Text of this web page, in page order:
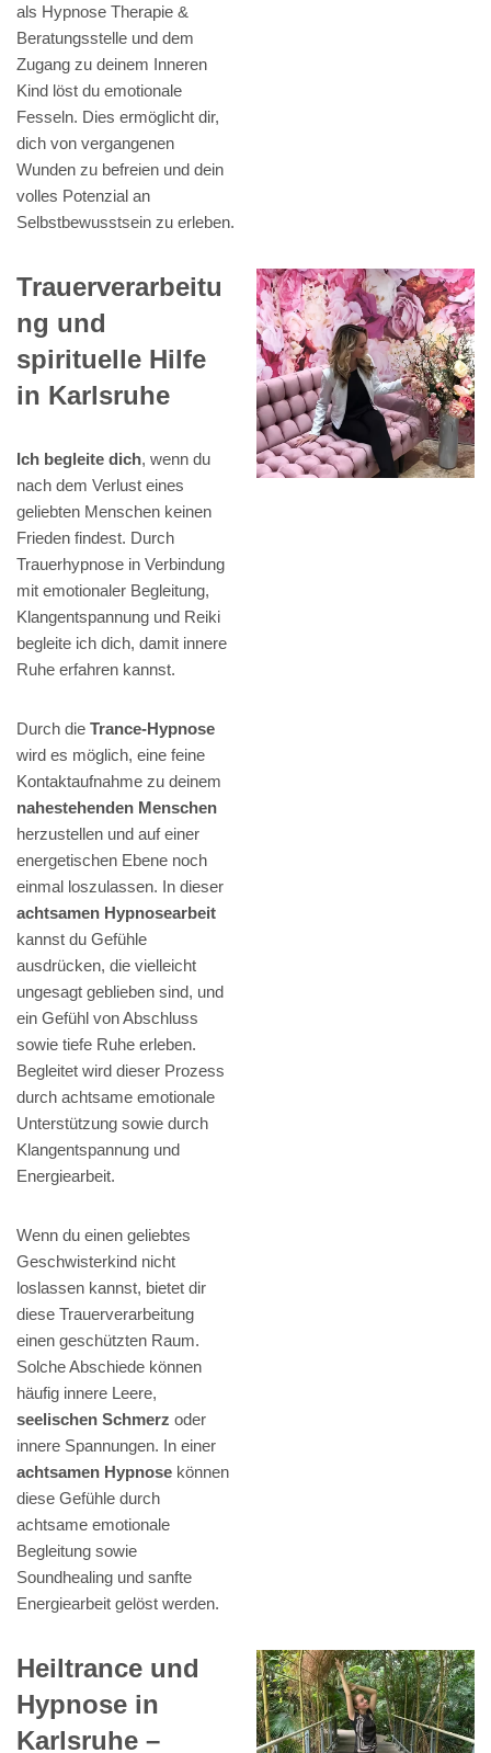
als Hypnose Therapie &
Beratungsstelle und dem
Zugang zu deinem Inneren
Kind löst du emotionale
Fesseln. Dies ermöglicht dir,
dich von vergangenen
Wunden zu befreien und dein
volles Potenzial an
Selbstbewusstsein zu erleben.
Trauerverarbeitu
ng und
spirituelle Hilfe
in Karlsruhe
Ich begleite dich, wenn du
nach dem Verlust eines
geliebten Menschen keinen
Frieden findest. Durch
Trauerhypnose in Verbindung
mit emotionaler Begleitung,
Klangentspannung und Reiki
begleite ich dich, damit innere
Ruhe erfahren kannst.
Durch die Trance-Hypnose
wird es möglich, eine feine
Kontaktaufnahme zu deinem
nahestehenden Menschen
herzustellen und auf einer
energetischen Ebene noch
einmal loszulassen. In dieser
achtsamen Hypnosearbeit
kannst du Gefühle
ausdrücken, die vielleicht
ungesagt geblieben sind, und
ein Gefühl von Abschluss
sowie tiefe Ruhe erleben.
Begleitet wird dieser Prozess
durch achtsame emotionale
Unterstützung sowie durch
Klangentspannung und
Energiearbeit.
Wenn du einen geliebtes
Geschwisterkind nicht
loslassen kannst, bietet dir
diese Trauerverarbeitung
einen geschützten Raum.
Solche Abschiede können
häufig innere Leere,
seelischen Schmerz oder
innere Spannungen. In einer
achtsamen Hypnose können
diese Gefühle durch
achtsame emotionale
Begleitung sowie
Soundhealing und sanfte
Energiearbeit gelöst werden.
Heiltrance und
Hypnose in
Karlsruhe –